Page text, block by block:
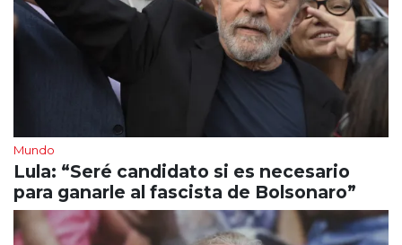
Mundo
Lula: “Seré candidato si es necesario
para ganarle al fascista de Bolsonaro”